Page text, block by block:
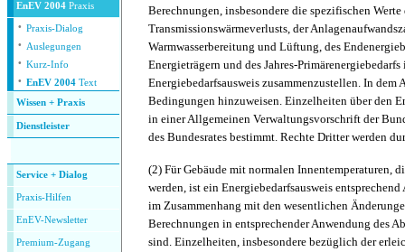
EnEV 2004 Praxis
· Praxis-Dialog
· Auslegungen
· Kurz-Info
· EnEV 2004 Text
Wissen + Praxis
Dienstleister
Service + Dialog
Praxis-Hilfen
EnEV-Newsletter
Premium-Zugang
Berechnungen, insbesondere die spezifischen Werte
Transmissionswärmeverlusts, der
Warmwasserbereitung und Lüftung, des
Energieträgern und des Jahres-
Energiebedarfsausweis zusammenzustellen. In dem
Bedingungen hinzuweisen. Einzelheiten über den
in einer Allgemeinen Verwaltungsvorschrift der
des Bundesrates bestimmt. Rechte Dritter werden
(2) Für Gebäude mit normalen Innentemperaturen,
werden, ist ein Energiebedarfsausweis
im Zusammenhang mit den wesentlichen
Berechnungen in entsprechender Anwendung des
sind. Einzelheiten, insbesondere bezüglich der